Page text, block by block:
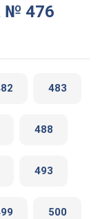
№ 476
483
488
493
500